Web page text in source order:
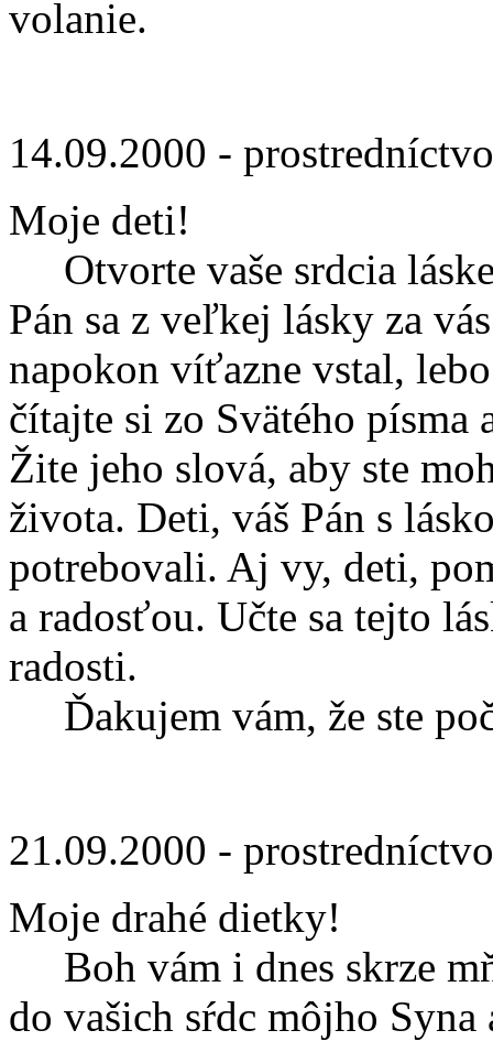
volanie.
14.09.2000 -
Moje deti!
Otvorte vaše srdcia
Pán sa z veľkej lásky za
napokon víťazne vstal,
čítajte si zo Svätého
Žite jeho slová, aby ste
života. Deti, váš Pán s
potrebovali. Aj vy, deti,
a radosťou. Učte sa tejto
radosti.
Ďakujem vám, že ste
21.09.2000 -
Moje drahé dietky!
Boh vám i dnes skrze
do vašich sŕdc môjho Syna